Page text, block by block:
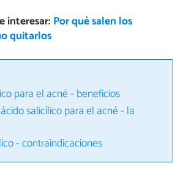
interesar: Por qué salen los
quitarlos
para el acné - beneficios
salicílico para el acné - la
- contraindicaciones